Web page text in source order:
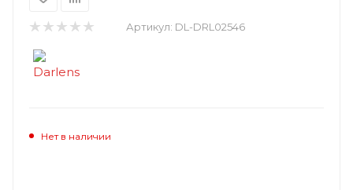
Артикул: DL-DRL02546
Нет в наличии